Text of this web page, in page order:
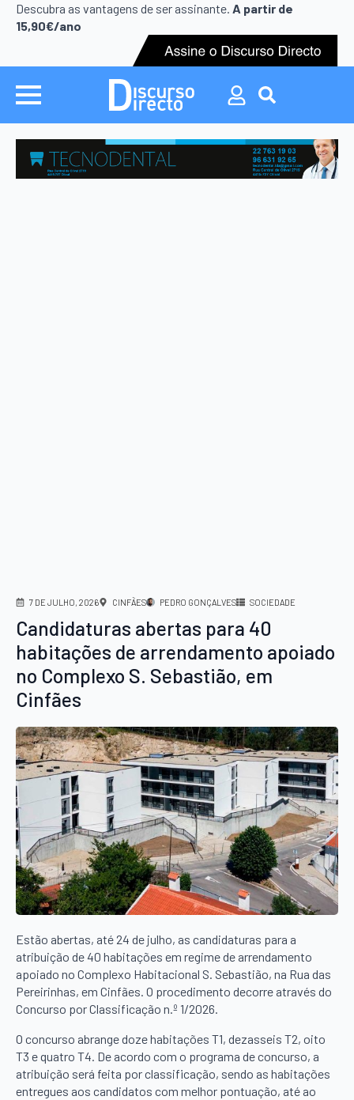
Descubra as vantagens de ser assinante. A partir de
15,90€/ano
Search
for:
Search
7 DE JULHO, 2026 CINFÃES PEDRO GONÇALVES SOCIEDADE
Candidaturas abertas para 40
habitações de arrendamento apoiado
no Complexo S. Sebastião, em
Cinfães
Estão abertas, até 24 de julho, as candidaturas para a
atribuição de 40 habitações em regime de arrendamento
apoiado no Complexo Habitacional S. Sebastião, na Rua das
Pereirinhas, em Cinfães. O procedimento decorre através do
Concurso por Classificação n.º 1/2026.
O concurso abrange doze habitações T1, dezasseis T2, oito
T3 e quatro T4. De acordo com o programa de concurso, a
atribuição será feita por classificação, sendo as habitações
entregues aos candidatos com melhor pontuação, até ao